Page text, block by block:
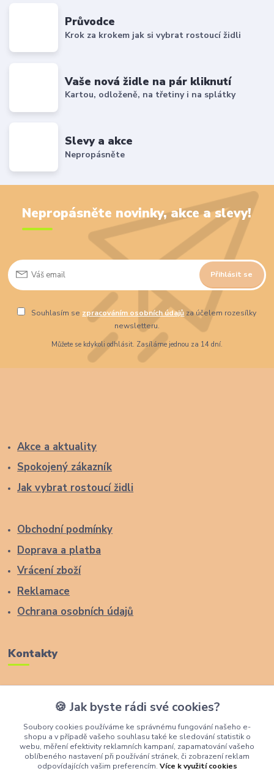
Průvodce
Krok za krokem jak si vybrat rostoucí židli
Vaše nová židle na pár kliknutí
Kartou, odloženě, na třetiny i na splátky
Slevy a akce
Nepropásněte
Nepropásněte novinky, akce a slevy!
Přihlásit se
Souhlasím se zpracováním osobních údajů za účelem rozesílky
newsletteru.
Můžete se kdykoli odhlásit. Zasíláme jednou za 14 dní.
Akce a aktuality
Spokojený zákazník
Jak vybrat rostoucí židli
Obchodní podmínky
Doprava a platba
Vrácení zboží
Reklamace
Ochrana osobních údajů
Kontakty
+420 774 291 043
info@rostouci-zidle.cz
🍪 Jak byste rádi své cookies?
Soubory cookies používáme ke správnému fungování našeho e-
shopu a v případě vašeho souhlasu také ke sledování statistik o
webu, měření efektivity reklamních kampaní, zapamatování vašeho
oblíbeného nastavení při používání stránek, či zobrazení reklam
odpovídajících vašim preferencím. Více k využití cookies